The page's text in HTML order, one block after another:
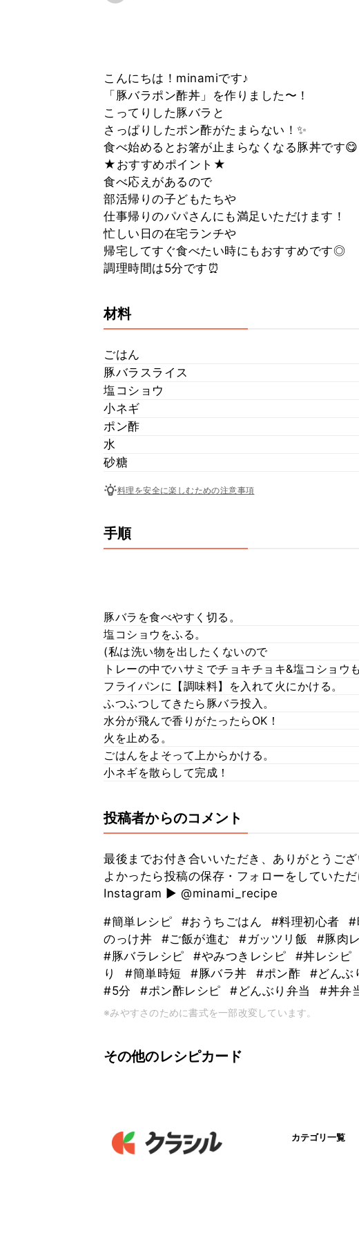
こんにちは！minamiです♪
「豚バラポン酢丼」を作りました〜！
こってりした豚バラと
さっぱりしたポン酢がたまらない！✨
食べ始めるとお箸が止まらなくなる豚丼です
★おすすめポイント★
食べ応えがあるので
部活帰りの子どもたちや
仕事帰りのパパさんにも満足いただけます！
忙しい日の在宅ランチや
帰宅してすぐ食べたい時にもおすすめです◎
調理時間は5分です⏰
材料
ごはん
豚バラスライス
塩コショウ
小ネギ
ポン酢
水
砂糖
料理を安全に楽しむための注意事項
手順
豚バラを食べやすく切る。
塩コショウをふる。
(私は洗い物を出したくないので
トレーの中でハサミでチョキチョキ&塩コショウ
フライパンに【調味料】を入れて火にかける。
ふつふつしてきたら豚バラ投入。
水分が飛んで香りがたったらOK！
火を止める。
ごはんをよそって上からかける。
小ネギを散らして完成！
投稿者からのコメント
最後までお付き合いいただき、ありがとうござ
よかったら投稿の保存・フォローをしていた
Instagram ▶︎ @minami_recipe
#簡単レシピ #おうちごはん #料理初心者 #
のっけ丼
#ご飯が進む #ガッツリ飯 #豚肉
#豚バラレシピ
#やみつきレシピ #丼レシピ
り
#簡単時短 #豚バラ丼 #ポン酢 #どんぶ
#5分
#ポン酢レシピ #どんぶり弁当 #丼弁
※みやすさのために書式を一部改変しています。
その他のレシピカード
カテゴリ一覧